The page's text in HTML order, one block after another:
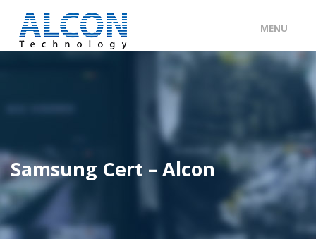
MENU
ENG / 中文
產品及服務
工程個案
聯絡我們
Samsung Cert – Alcon